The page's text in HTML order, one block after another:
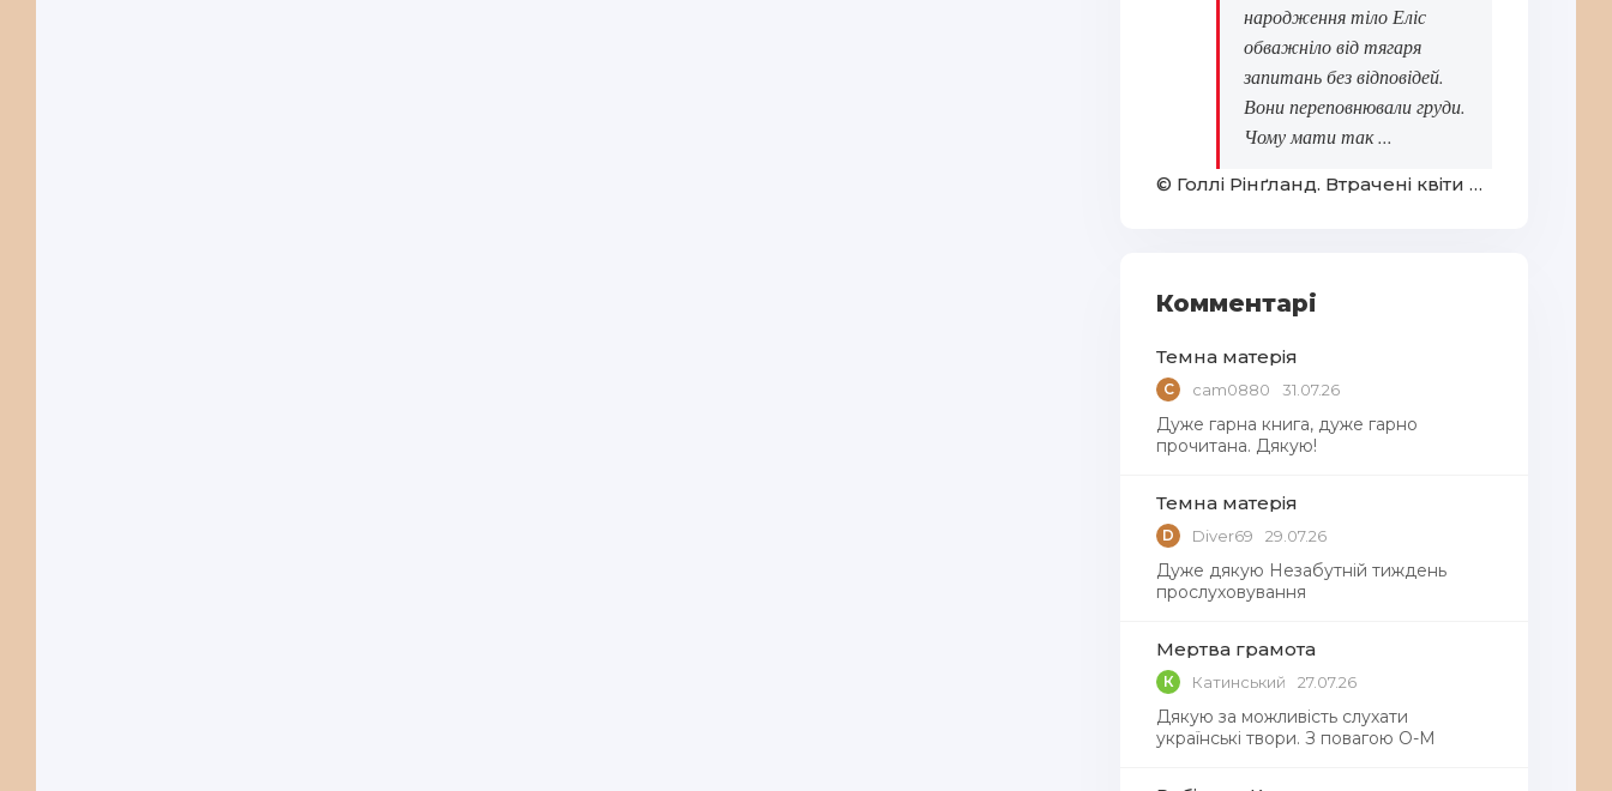
народження тіло Еліс
обважніло від тягаря
запитань без відповідей.
Вони переповнювали груди.
Чому мати так ...
© Голлі Рінґланд. Втрачені квіти Еліс Гарт
Комментарі
Темна матерія
C cam0880 31.07.26
Дуже гарна книга, дуже гарно
прочитана. Дякую!
Темна матерія
D Diver69 29.07.26
Дуже дякую Незабутній тиждень
прослуховування
Мертва грамота
К Катинський 27.07.26
Дякую за можливість слухати
українські твори. З повагою О-М